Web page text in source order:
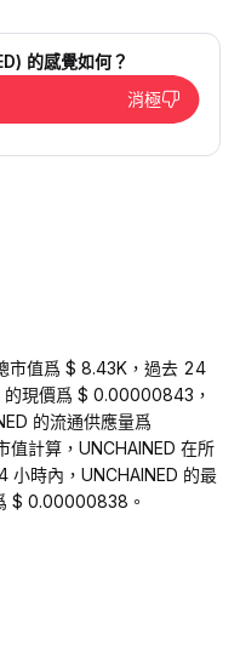
的感覺如何？
消極
市值爲 $ 8.43K，過去 24
現價爲 $ 0.00000843，
的流通供應量爲
計算，UNCHAINED 在所
時內，UNCHAINED 的最
$ 0.00000838。